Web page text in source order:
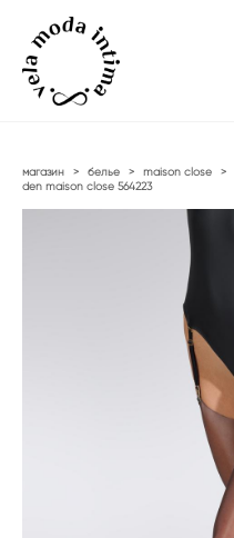
магазин > белье > maison close >
den maison close 564223